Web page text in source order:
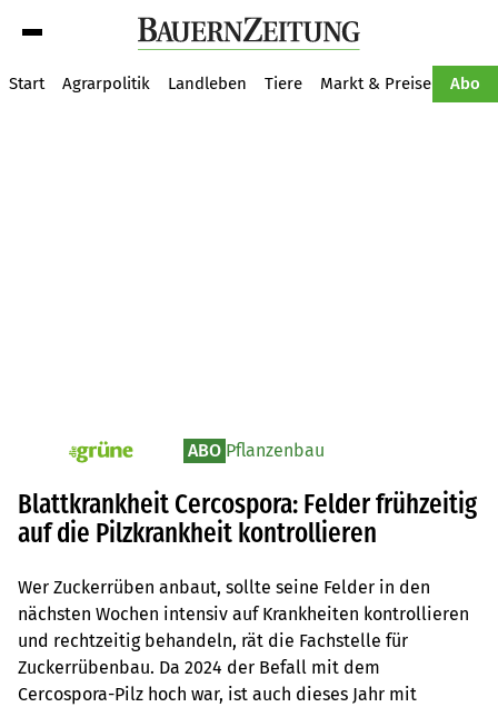
Start Agrarpolitik Landleben Tiere Markt & Preise Abo
pv_die-grune-online ABO Pflanzenbau
Blattkrankheit Cercospora: Felder frühzeitig
auf die Pilzkrankheit kontrollieren
Wer Zuckerrüben anbaut, sollte seine Felder in den
nächsten Wochen intensiv auf Krankheiten kontrollieren
und rechtzeitig behandeln, rät die Fachstelle für
Zuckerrübenbau. Da 2024 der Befall mit dem
Cercospora-Pilz hoch war, ist auch dieses Jahr mit